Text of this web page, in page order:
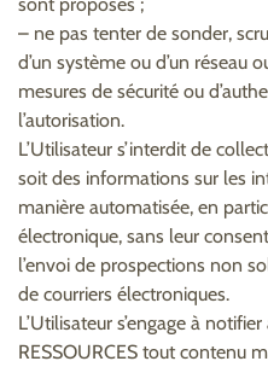
– ne pas tenter de sonder,
d’un système ou d’un réseau
mesures de sécurité ou
l’autorisation.
L’Utilisateur s’interdit de
soit des informations sur les
manière automatisée, en
électronique, sans leur
l’envoi de prospections non
de courriers électroniques.
L’Utilisateur s’engage à
RESSOURCES tout contenu